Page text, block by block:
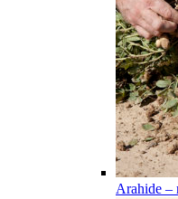
Arahide –